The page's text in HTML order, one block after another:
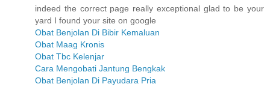
indeed the correct page really exceptional glad to be your
yard I found your site on google
Obat Benjolan Di Bibir Kemaluan
Obat Maag Kronis
Obat Tbc Kelenjar
Cara Mengobati Jantung Bengkak
Obat Benjolan Di Payudara Pria